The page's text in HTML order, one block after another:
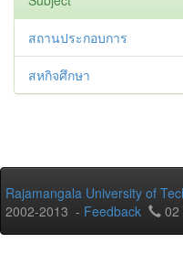
สถานประกอบการ
สหกิจศึกษา
Rajamangala University of
2002-2013 - Feedback 02